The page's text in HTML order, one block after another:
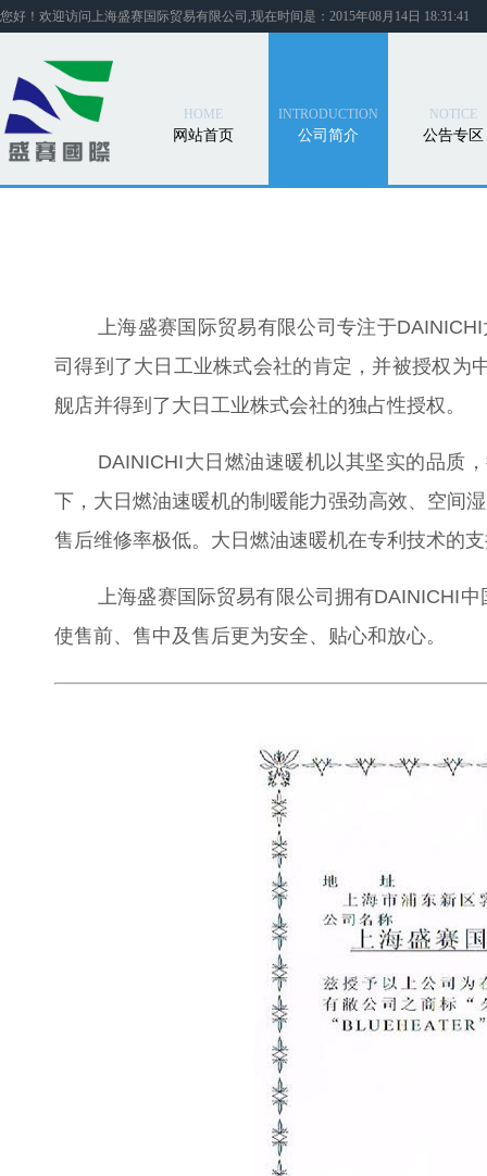
您好！欢迎访问上海盛赛国际贸易有限公司,现在时间是：2015年08月14日 18:31:41
HOME
网站首页
INTRODUCTION
公司简介
NOTICE
公告专区
上海盛赛国际贸易有限公司专注于
司得到了大日工业株式会社的肯定，并被授权为
舰店并得到了大日工业株式会社的独占性授权。
DAINICHI大日燃油速暖机以其坚实的品质
下，大日燃油速暖机的制暖能力强劲高效、空间
售后维修率极低。大日燃油速暖机在专利技术的
上海盛赛国际贸易有限公司拥有DAINICHI
使售前、售中及售后更为安全、贴心和放心。